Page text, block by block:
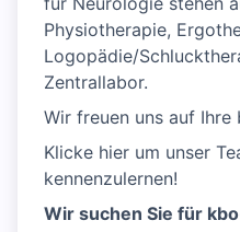
Physiotherapie,
Logopädie/
Zentrallabor.
Wir freuen uns auf Ihre
Klicke hier um unser
kennenzulernen!
Wir suchen Sie für